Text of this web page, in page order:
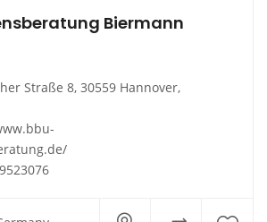
Biermann
Straße 8, 30559 Hannover,